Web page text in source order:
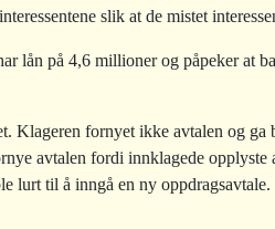
slik at de mistet
lån på 4,6 millioner og påpeker at
Klageren fornyet ikke avtalen og
avtalen fordi innklagede opplyste
lurt til å inngå en ny oppdragsavtale.